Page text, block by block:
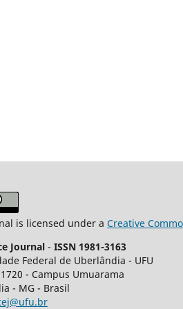
is licensed under a Creative
Journal - ISSN 1981-3163
Federal de Uberlândia - UFU
- Campus Umuarama
- MG - Brasil